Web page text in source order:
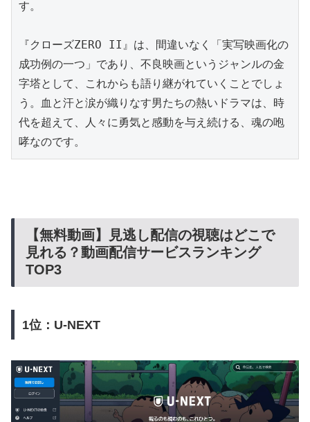
す。
『クローズZERO II』は、間違いなく「実写映画化の
成功例の一つ」であり、不良映画というジャンルの金
字塔として、これからも語り継がれていくことでしょ
う。血と汗と涙が織りなす男たちの熱いドラマは、時
代を超えて、人々に勇気と感動を与え続ける、魂の咆
哮なのです。
【無料動画】見逃し配信の視聴はどこで
見れる？動画配信サービスランキング
TOP3
1位：U-NEXT